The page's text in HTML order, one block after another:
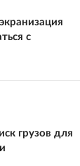
с
грузов для